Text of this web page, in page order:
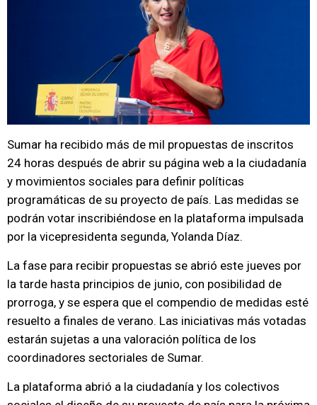
Sumar ha recibido más de mil propuestas de inscritos
24 horas después de abrir su página web a la ciudadanía
y movimientos sociales para definir políticas
programáticas de su proyecto de país. Las medidas se
podrán votar inscribiéndose en la plataforma impulsada
por la vicepresidenta segunda, Yolanda Díaz.
La fase para recibir propuestas se abrió este jueves por
la tarde hasta principios de junio, con posibilidad de
prorroga, y se espera que el compendio de medidas esté
resuelto a finales de verano. Las iniciativas más votadas
estarán sujetas a una valoración política de los
coordinadores sectoriales de Sumar.
La plataforma abrió a la ciudadanía y los colectivos